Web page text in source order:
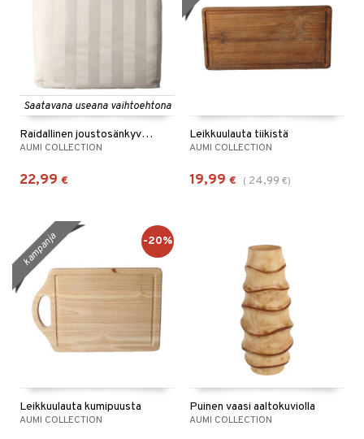
Saatavana useana vaihtoehtona
Raidallinen joustosänkyvaate 90 x 200 cm
AUMI COLLECTION
22,99 €
Leikkuulauta tiikistä
AUMI COLLECTION
19,99 € ( 24,99 €)
Leikkuulauta kumipuusta
AUMI COLLECTION
kampanja -20%
Puinen vaasi aaltokuviolla
AUMI COLLECTION